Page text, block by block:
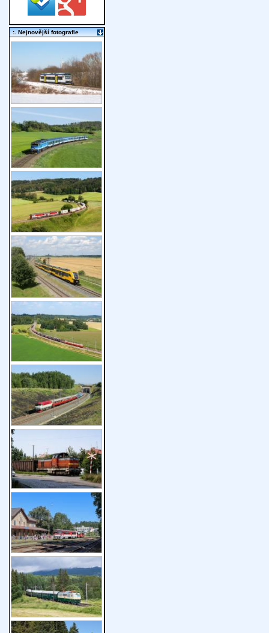
:. Nejnovější fotografie